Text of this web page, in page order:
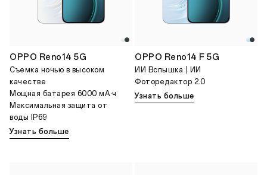
OPPO Reno14 5G
Cъемка ночью в высоком
качестве
Мощная батарея 6000 мА·ч
Максимальная защита от
воды IP69
Узнать больше
OPPO Reno14 F 5G
ИИ Вспышка | ИИ
Фоторедактор 2.0
Узнать больше